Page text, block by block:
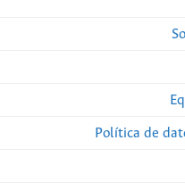
Política de